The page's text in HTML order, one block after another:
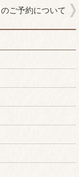
のご予約について